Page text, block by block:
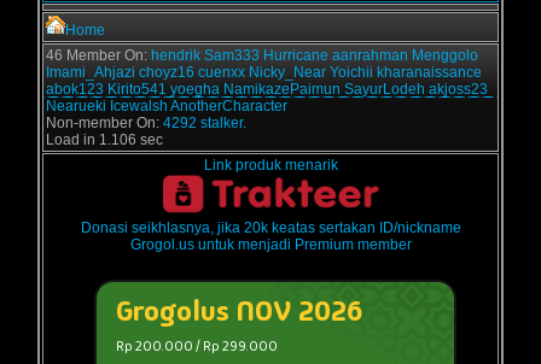
Home
46 Member On: hendrik Sam333 Hurricane aanrahman Menggolo
Imami_Ahjazi choyz16 cuenxx Nicky_Near Yoichii kharanaissance
abok123 Kirito541 yoegha NamikazePaimun SayurLodeh akjoss23
Nearueki Icewalsh AnotherCharacter
Non-member On: 4292 stalker.
Load in 1.106 sec
Link produk menarik
Donasi seikhlasnya, jika 20k keatas sertakan ID/nickname
Grogol.us untuk menjadi Premium member